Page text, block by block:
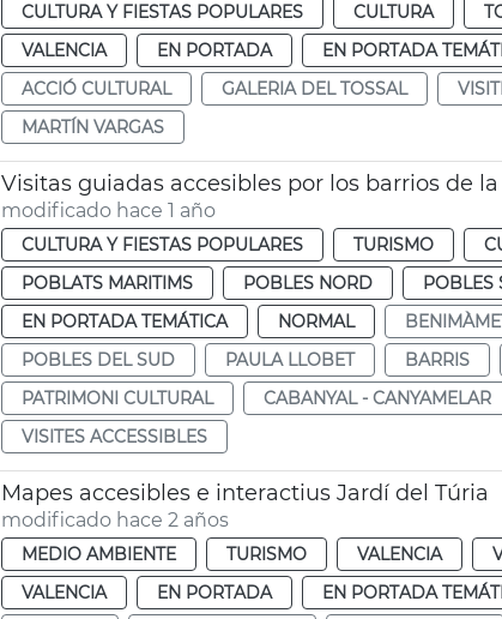
CULTURA Y FIESTAS POPULARES CULTURA
VALENCIA
EN PORTADA EN PORTADA
ACCIÓ CULTURAL
GALERIA DEL TOSSAL
MARTÍN VARGAS
Visitas guiadas accesibles por los barrios de
modificado hace 1 año
CULTURA Y FIESTAS POPULARES TURISMO
POBLATS MARITIMS
POBLES NORD POBLES
EN PORTADA TEMÁTICA
NORMAL
POBLES DEL SUD
PAULA LLOBET BARRIS
PATRIMONI CULTURAL
CABANYAL - CANYAMELAR
VISITES ACCESSIBLES
Mapes accesibles e interactius Jardí del Túria
modificado hace 2 años
MEDIO AMBIENTE TURISMO VALENCIA
VALENCIA
EN PORTADA EN PORTADA